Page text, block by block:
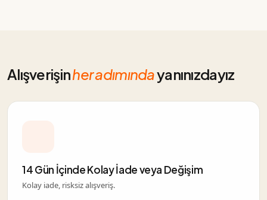
Alışverişinher adımındayanınızdayız
14 Gün İçinde Kolay İade veya Değişim
Kolay iade, risksiz alışveriş.